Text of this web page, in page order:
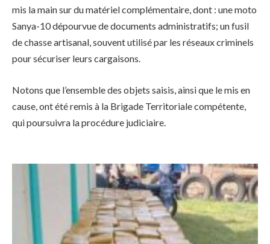
mis la main sur du matériel complémentaire, dont : une moto
Sanya-10 dépourvue de documents administratifs; un fusil
de chasse artisanal, souvent utilisé par les réseaux criminels
pour sécuriser leurs cargaisons.
Notons que l’ensemble des objets saisis, ainsi que le mis en
cause, ont été remis à la Brigade Territoriale compétente,
qui poursuivra la procédure judiciaire.